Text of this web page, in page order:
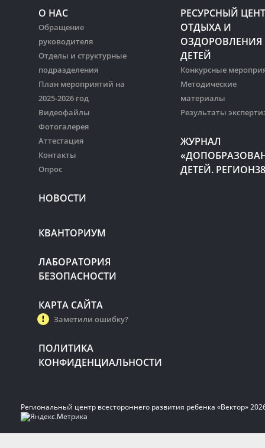
О НАС
Обращение
руководителя
Отделы и структурные
подразделения
План мероприятий на
2025-2026 год
Видеофайлы
Фотогалерея
Аттестация
Контакты
Опрос
НОВОСТИ
РЕСУРСНЫЙ
ОТДЫХА И
ОЗДОРОВЛЕНИЯ
ДЕТЕЙ
Конкурсные
Методические
материалы
Результаты
ЖУРНАЛ
ДЕТЕЙ.
КВАНТОРИУМ
ЛАБОРАТОРИЯ
БЕЗОПАСНОСТИ
КАРТА САЙТА
Заметили ошибку?
ПОЛИТИКА
КОНФИДЕНЦИАЛЬНОСТИ
Региональный центр всестороннего развития ребенка «Вектор»